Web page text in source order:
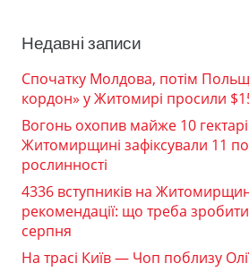
Недавні записи
Спочатку Молдова, потім
кордон» у Житомирі просили
Вогонь охопив майже 10
Житомирщині зафіксували 11
рослинності
4336 вступників на
рекомендації: що треба
серпня
На трасі Київ — Чоп поблизу